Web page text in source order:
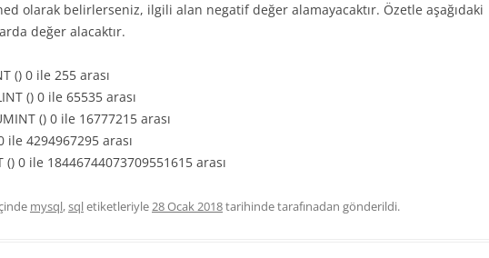
olarak belirlerseniz, ilgili alan negatif değer alamayacaktır. Özetle aşağıdaki
değer alacaktır.
() 0 ile 255 arası
() 0 ile 65535 arası
() 0 ile 16777215 arası
ile 4294967295 arası
() 0 ile 18446744073709551615 arası
mysql,sqletiketleriyle28 Ocak 2018tarihindetarafınadan gönderildi.